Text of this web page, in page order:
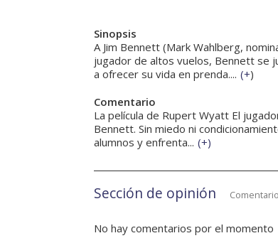
Sinopsis
A Jim Bennett (Mark Wahlberg,
jugador de altos vuelos, Bennett se
a ofrecer su vida en prenda.... (+)
Comentario
La película de Rupert Wyatt El
Bennett. Sin miedo ni
alumnos y enfrenta... (+)
Sección de opinión
No hay comentarios por el momento